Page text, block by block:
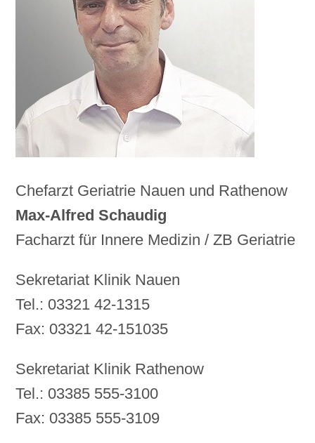
Chefarzt Geriatrie Nauen und Rathenow
Max-Alfred Schaudig
Facharzt für Innere Medizin / ZB Geriatrie
Sekretariat Klinik Nauen
Tel.: 03321 42-1315
Fax: 03321 42-151035
Sekretariat Klinik Rathenow
Tel.: 03385 555-3100
Fax: 03385 555-3109